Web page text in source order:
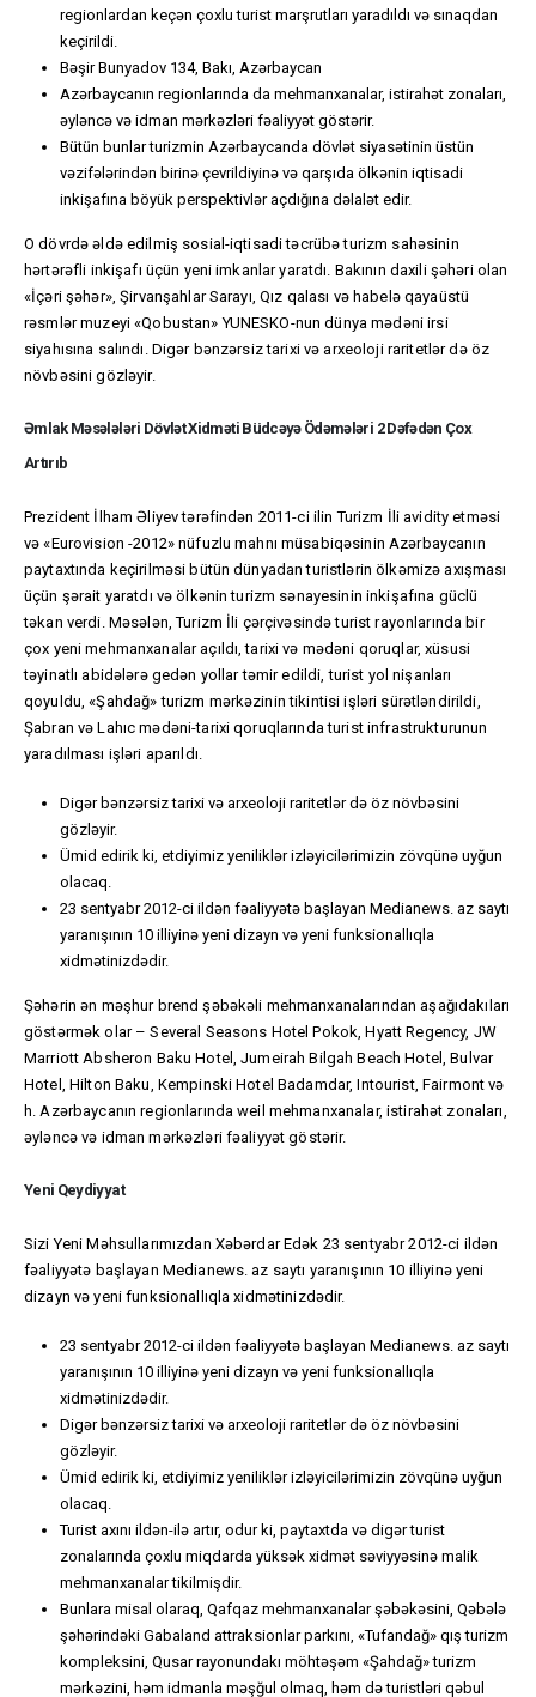
regionlardan keçən çoxlu turist marşrutları yaradıldı və sınaqdan
keçirildi.
Bəşir Bunyadov 134, Bakı, Azərbaycan
Azərbaycanın regionlarında da mehmanxanalar, istirahət zonaları,
əyləncə və idman mərkəzləri fəaliyyət göstərir.
Bütün bunlar turizmin Azərbaycanda dövlət siyasətinin üstün
vəzifələrindən birinə çevrildiyinə və qarşıda ölkənin iqtisadi
inkişafına böyük perspektivlər açdığına dəlalət edir.
O dövrdə əldə edilmiş sosial-iqtisadi təcrübə turizm sahəsinin
hərtərəfli inkişafı üçün yeni imkanlar yaratdı. Bakının daxili şəhəri olan
«İçəri şəhər», Şirvanşahlar Sarayı, Qız qalası və habelə qayaüstü
rəsmlər muzeyi «Qobustan» YUNESKO-nun dünya mədəni irsi
siyahısına salındı. Digər bənzərsiz tarixi və arxeoloji raritetlər də öz
növbəsini gözləyir.
Əmlak Məsələləri Dövlət Xidməti Büdcəyə Ödəmələri 2 Dəfədən Çox
Artırıb
Prezident İlham Əliyev tərəfindən 2011-ci ilin Turizm İli avidity etməsi
və «Eurovision -2012» nüfuzlu mahnı müsabiqəsinin Azərbaycanın
paytaxtında keçirilməsi bütün dünyadan turistlərin ölkəmizə axışması
üçün şərait yaratdı və ölkənin turizm sənayesinin inkişafına güclü
təkan verdi. Məsələn, Turizm İli çərçivəsində turist rayonlarında bir
çox yeni mehmanxanalar açıldı, tarixi və mədəni qoruqlar, xüsusi
təyinatlı abidələrə gedən yollar təmir edildi, turist yol nişanları
qoyuldu, «Şahdağ» turizm mərkəzinin tikintisi işləri sürətləndirildi,
Şabran və Lahıc mədəni-tarixi qoruqlarında turist infrastrukturunun
yaradılması işləri aparıldı.
Digər bənzərsiz tarixi və arxeoloji raritetlər də öz növbəsini
gözləyir.
Ümid edirik ki, etdiyimiz yeniliklər izləyicilərimizin zövqünə uyğun
olacaq.
23 sentyabr 2012-ci ildən fəaliyyətə başlayan Medianews. az saytı
yaranışının 10 illiyinə yeni dizayn və yeni funksionallıqla
xidmətinizdədir.
Şəhərin ən məşhur brend şəbəkəli mehmanxanalarından aşağıdakıları
göstərmək olar – Several Seasons Hotel Pokok, Hyatt Regency, JW
Marriott Absheron Baku Hotel, Jumeirah Bilgah Beach Hotel, Bulvar
Hotel, Hilton Baku, Kempinski Hotel Badamdar, Intourist, Fairmont və
h. Azərbaycanın regionlarında weil mehmanxanalar, istirahət zonaları,
əyləncə və idman mərkəzləri fəaliyyət göstərir.
Yeni Qeydiyyat
Sizi Yeni Məhsullarımızdan Xəbərdar Edək 23 sentyabr 2012-ci ildən
fəaliyyətə başlayan Medianews. az saytı yaranışının 10 illiyinə yeni
dizayn və yeni funksionallıqla xidmətinizdədir.
23 sentyabr 2012-ci ildən fəaliyyətə başlayan Medianews. az saytı
yaranışının 10 illiyinə yeni dizayn və yeni funksionallıqla
xidmətinizdədir.
Digər bənzərsiz tarixi və arxeoloji raritetlər də öz növbəsini
gözləyir.
Ümid edirik ki, etdiyimiz yeniliklər izləyicilərimizin zövqünə uyğun
olacaq.
Turist axını ildən-ilə artır, odur ki, paytaxtda və digər turist
zonalarında çoxlu miqdarda yüksək xidmət səviyyəsinə malik
mehmanxanalar tikilmişdir.
Bunlara misal olaraq, Qafqaz mehmanxanalar şəbəkəsini, Qəbələ
şəhərindəki Gabaland attraksionlar parkını, «Tufandağ» qış turizm
kompleksini, Qusar rayonundakı möhtəşəm «Şahdağ» turizm
mərkəzini, həm idmanla məşğul olmaq, həm də turistləri qəbul